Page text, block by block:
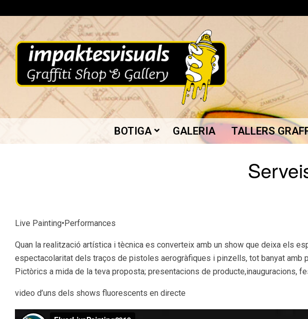
to
content
IMPAKTES
VISUALSBOTIGA GALERIA TALLERS
Live Painting•Performances
Quan la realització artística i tècnica es converteix amb un show que deixa els
espectacolaritat dels traços de pistoles aerogràfiques i pinzells, tot banyat
Pictòrics a mida de la teva proposta; presentacions de producte,inauguracions,
video d’uns dels shows fluorescents en directe